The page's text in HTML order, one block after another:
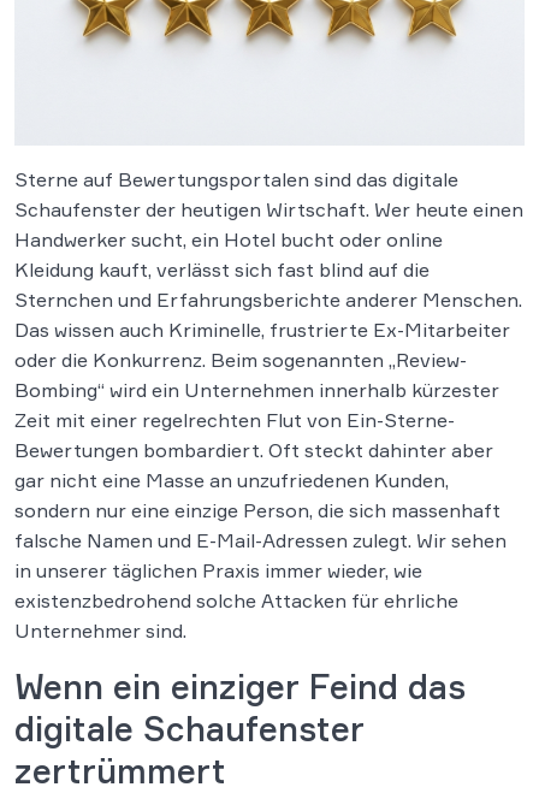
Sterne auf Bewertungsportalen sind das digitale
Schaufenster der heutigen Wirtschaft. Wer heute einen
Handwerker sucht, ein Hotel bucht oder online
Kleidung kauft, verlässt sich fast blind auf die
Sternchen und Erfahrungsberichte anderer Menschen.
Das wissen auch Kriminelle, frustrierte Ex-Mitarbeiter
oder die Konkurrenz. Beim sogenannten „Review-
Bombing“ wird ein Unternehmen innerhalb kürzester
Zeit mit einer regelrechten Flut von Ein-Sterne-
Bewertungen bombardiert. Oft steckt dahinter aber
gar nicht eine Masse an unzufriedenen Kunden,
sondern nur eine einzige Person, die sich massenhaft
falsche Namen und E-Mail-Adressen zulegt. Wir sehen
in unserer täglichen Praxis immer wieder, wie
existenzbedrohend solche Attacken für ehrliche
Unternehmer sind.
Wenn ein einziger Feind das
digitale Schaufenster
zertrümmert